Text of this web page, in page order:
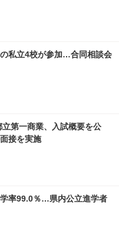
の私立4校が参加…合同相談会
立第一商業、入試概要を公
接を実施
率99.0％…県内公立進学者